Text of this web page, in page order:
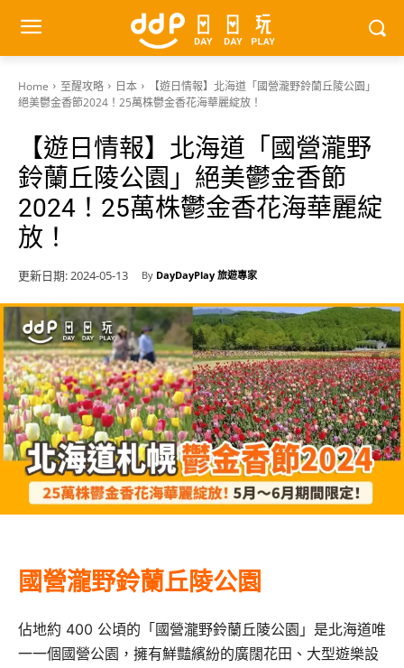
Home 至醒攻略 日本
【遊日情報】北海道「國營瀧野鈴蘭丘陵公園」
絕美鬱金香節2024！25萬株鬱金香花海華麗綻放！
【遊日情報】北海道「國營瀧野
鈴蘭丘陵公園」絕美鬱金香節
2024！25萬株鬱金香花海華麗綻
放！
更新日期:2024-05-13 By DayDayPlay 旅遊專家
國營瀧野鈴蘭丘陵公園
佔地約 400 公頃的「國營瀧野鈴蘭丘陵公園」是北海道唯
一一個國營公園，擁有鮮豔繽紛的廣闊花田、大型遊樂設